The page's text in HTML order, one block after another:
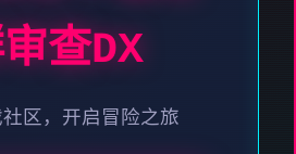
查DX
区，开启冒险之旅